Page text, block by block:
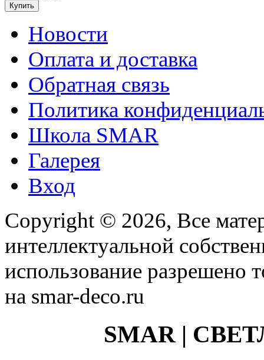
Новости
Оплата и доставка
Обратная связь
Политика
Школа SMAR
Галерея
Вход
Copyright © 2026, Все
интеллектуальной
использование разрешено
на smar-deco.ru
SMAR |